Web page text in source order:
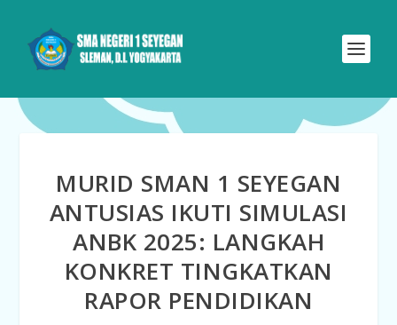
MURID SMAN 1 SEYEGAN
ANTUSIAS IKUTI SIMULASI
ANBK 2025: LANGKAH
KONKRET TINGKATKAN
RAPOR PENDIDIKAN